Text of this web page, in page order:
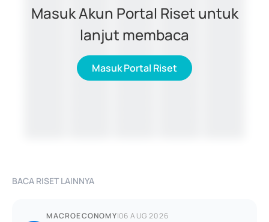
Masuk Akun Portal Riset untuk
lanjut membaca
Masuk Portal Riset
BACA RISET LAINNYA
MACROECONOMY|06 AUG 2026